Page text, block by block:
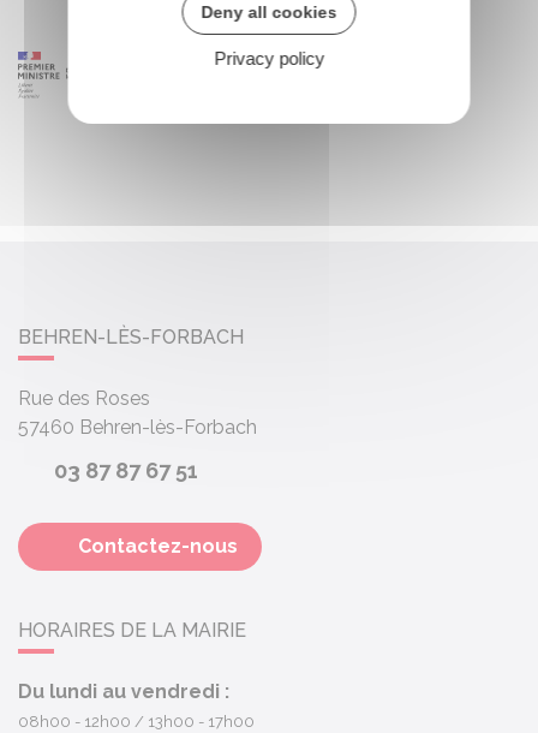
BEHREN-LÈS-FORBACH
Rue des Roses
57460 Behren-lès-Forbach
03 87 87 67 51
Contactez-nous
HORAIRES DE LA MAIRIE
Du lundi au vendredi :
08h00 - 12h00 13h00 - 17h00
Deny all cookies
Privacy policy